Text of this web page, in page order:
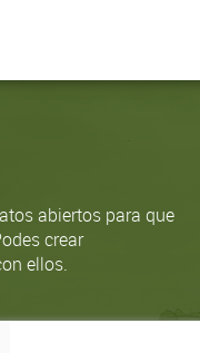
abiertos para que
crear
ellos.